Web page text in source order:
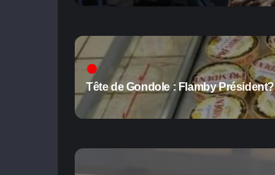
Tête de Gondole : Flamby Président?